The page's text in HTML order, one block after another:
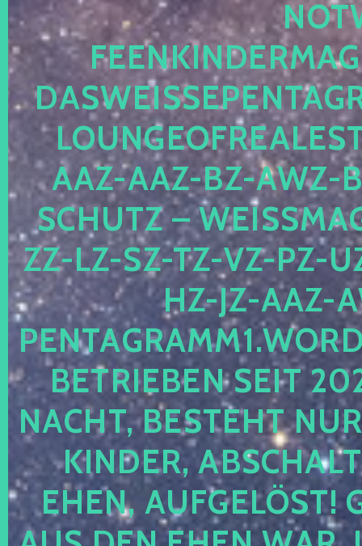
AZ-AAZ-BZ-AWZ-
CHUTZ –
-LZ-SZ-TZ-VZ-PZ-UZ-
-JZ-AAZ-
TRIEBEN SEIT 2024
CHT, BESTEHT NUR
NDER,
EN, AUFGELÖST!